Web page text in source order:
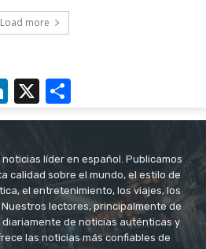
Load more
LinkedIn
X
líder en español. Publicamos
calidad sobre el mundo, el estilo de
el entretenimiento, los viajes, los
lectores, principalmente de
de noticias auténticas y
las noticias más confiables de